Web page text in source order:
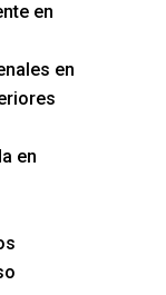
en
en
en